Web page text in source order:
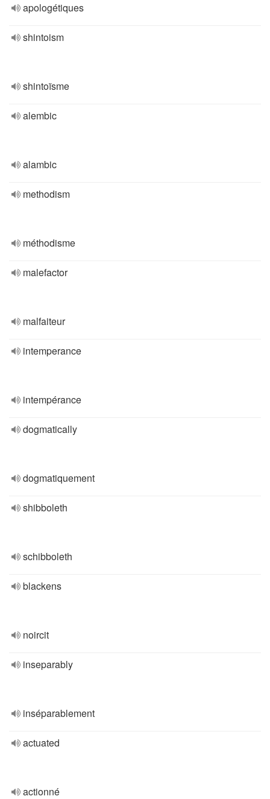
apologétiques
shintoism
shintoïsme
alembic
alambic
methodism
méthodisme
malefactor
malfaiteur
intemperance
intempérance
dogmatically
dogmatiquement
shibboleth
schibboleth
blackens
noircit
inseparably
inséparablement
actuated
actionné